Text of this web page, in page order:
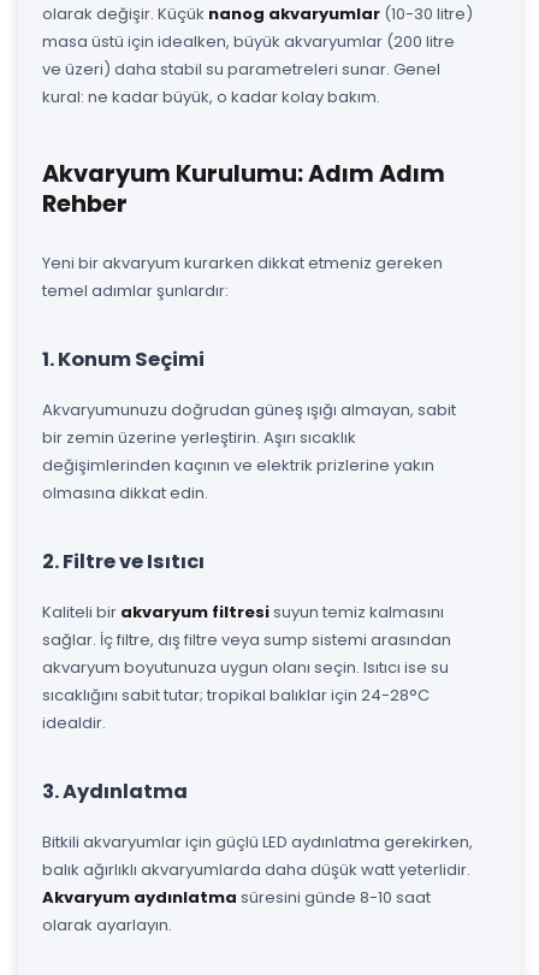
olarak değişir. Küçük nanog akvaryumlar (10-30 litre)
masa üstü için idealken, büyük akvaryumlar (200 litre
ve üzeri) daha stabil su parametreleri sunar. Genel
kural: ne kadar büyük, o kadar kolay bakım.
Akvaryum Kurulumu: Adım Adım
Rehber
Yeni bir akvaryum kurarken dikkat etmeniz gereken
temel adımlar şunlardır:
1. Konum Seçimi
Akvaryumunuzu doğrudan güneş ışığı almayan, sabit
bir zemin üzerine yerleştirin. Aşırı sıcaklık
değişimlerinden kaçının ve elektrik prizlerine yakın
olmasına dikkat edin.
2. Filtre ve Isıtıcı
Kaliteli bir akvaryum filtresisuyun temiz kalmasını
sağlar. İç filtre, dış filtre veya sump sistemi arasından
akvaryum boyutunuza uygun olanı seçin. Isıtıcı ise su
sıcaklığını sabit tutar; tropikal balıklar için 24-28°C
idealdir.
3. Aydınlatma
Bitkili akvaryumlar için güçlü LED aydınlatma gerekirken,
balık ağırlıklı akvaryumlarda daha düşük watt yeterlidir.
Akvaryum aydınlatma süresini günde 8-10 saat
olarak ayarlayın.